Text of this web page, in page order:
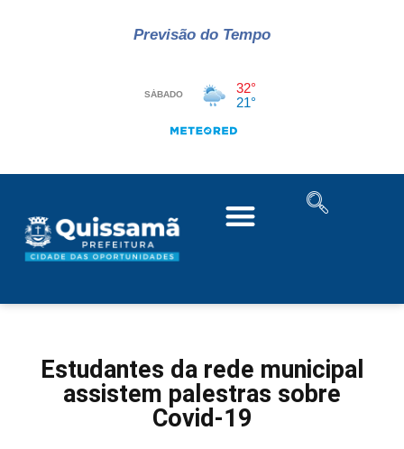
Previsão do Tempo
Estudantes da rede municipal
assistem palestras sobre
Covid-19